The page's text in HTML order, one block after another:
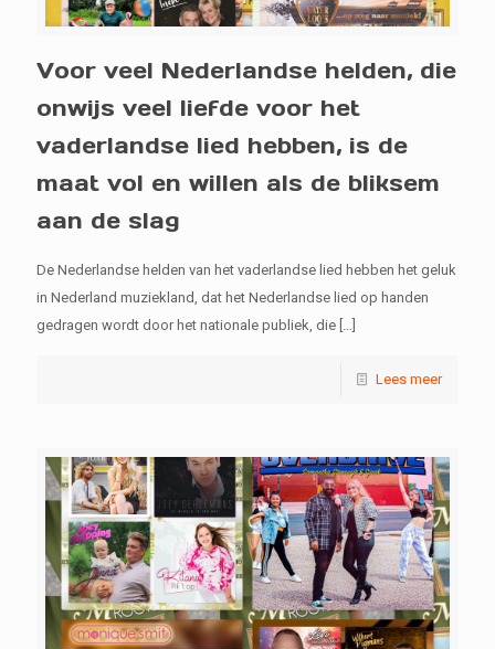
Voor veel Nederlandse helden, die
onwijs veel liefde voor het
vaderlandse lied hebben, is de
maat vol en willen als de bliksem
aan de slag
De Nederlandse helden van het vaderlandse lied hebben het geluk
in Nederland muziekland, dat het Nederlandse lied op handen
gedragen wordt door het nationale publiek, die
Lees meer